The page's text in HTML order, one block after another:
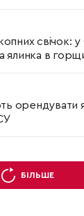
свічок:
ялинка в
орендувати
БІЛЬШЕ